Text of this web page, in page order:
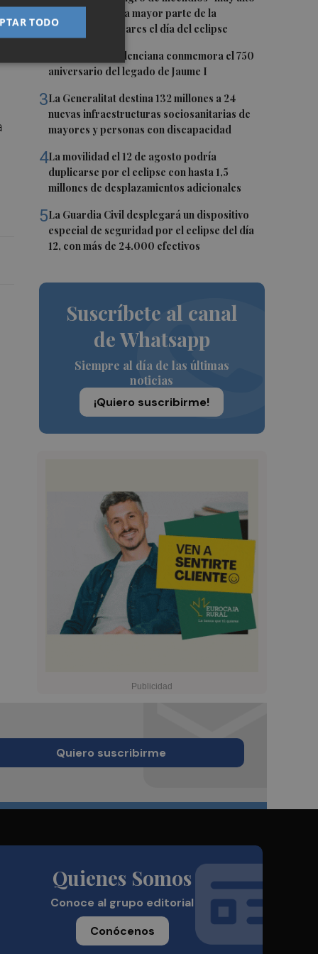
o "extremo" en la mayor parte de la
Península y Baleares el día del eclipse
La Biblioteca Valenciana conmemora el 750
aniversario del legado de Jaume I
3La Generalitat destina 132 millones a 24
nuevas infraestructuras sociosanitarias de
mayores y personas con discapacidad
4La movilidad el 12 de agosto podría
duplicarse por el eclipse con hasta 1,5
millones de desplazamientos adicionales
5La Guardia Civil desplegará un dispositivo
especial de seguridad por el eclipse del día
12, con más de 24.000 efectivos
Suscríbete al canal
de Whatsapp
Siempre al día de las últimas
noticias
¡Quiero suscribirme!
Quiero suscribirme
Quienes Somos
Conoce al grupo editorial
Conócenos
TODO